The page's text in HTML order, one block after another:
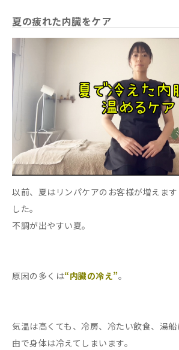
夏の疲れた内臓をケア
以前、夏はリンパケアのお客様が増えま
した。
不調が出やすい夏。
原因の多くは“内臓の冷え”。
気温は高くても、冷房、冷たい飲食、湯
由で身体は冷えてしまいます。